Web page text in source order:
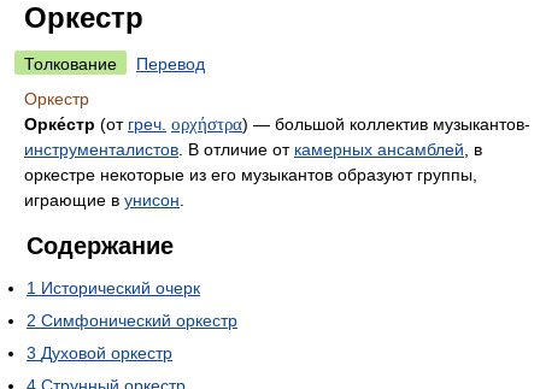
Оркестр
Толкование
Перевод
Оркестр
Орке́стр (от греч. ορχήστρα) — большой коллектив музыкантов-
инструменталистов . В отличие от камерных ансамблей , в
оркестре некоторые из его музыкантов образуют группы,
играющие в унисон
Содержание
1 Исторический очерк
2 Симфонический оркестр
3 Духовой оркестр